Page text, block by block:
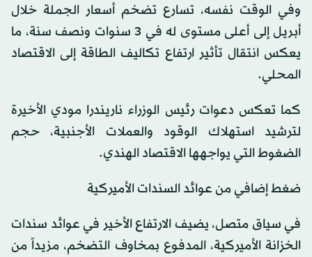
وفي الوقت نفسه، تسارع تضخم أسعار الجملة خلال
أبريل إلى أعلى مستوى له في 3 سنوات ونصف سنة، ما
يعكس انتقال تأثير ارتفاع تكاليف الطاقة إلى الاقتصاد
المحلي.
كما تعكس دعوات رئيس الوزراء ناريندرا مودي الأخيرة
لترشيد استهلاك الوقود والعملات الأجنبية، حجم
الضغوط التي يواجهها الاقتصاد الهندي.
ضغط إضافي من عوائد السندات الأميركية
في سياق متصل، يضيف الارتفاع الأخير في عوائد سندات
الخزانة الأميركية، المدفوع بمخاوف التضخم، مزيداً من